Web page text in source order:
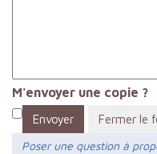
M'envoyer une copie ?
Envoyer
Fermer le
Poser une question à